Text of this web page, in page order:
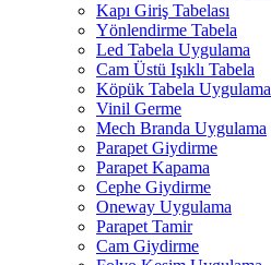
Kapı Giriş Tabelası
Yönlendirme Tabela
Led Tabela Uygulama
Cam Üstü Işıklı Tabela
Köpük Tabela Uygulama
Vinil Germe
Mech Branda Uygulama
Parapet Giydirme
Parapet Kapama
Cephe Giydirme
Oneway Uygulama
Parapet Tamir
Cam Giydirme